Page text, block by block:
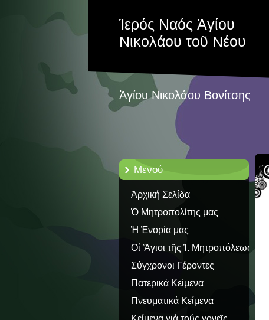
Ἱερός Ναός Ἁγίου
Νικολάου τοῦ Νέου
Ἁγίου Νικολάου Βονίτσης
Μενού
Ἀρχική Σελίδα
Ὁ Μητροπολίτης μας
Ἡ Ἐνορία μας
Οἱ Ἅγιοι τῆς Ἱ. Μητροπόλεως
Σύγχρονοι Γέροντες
Πατερικά Κείμενα
Πνευματικά Κείμενα